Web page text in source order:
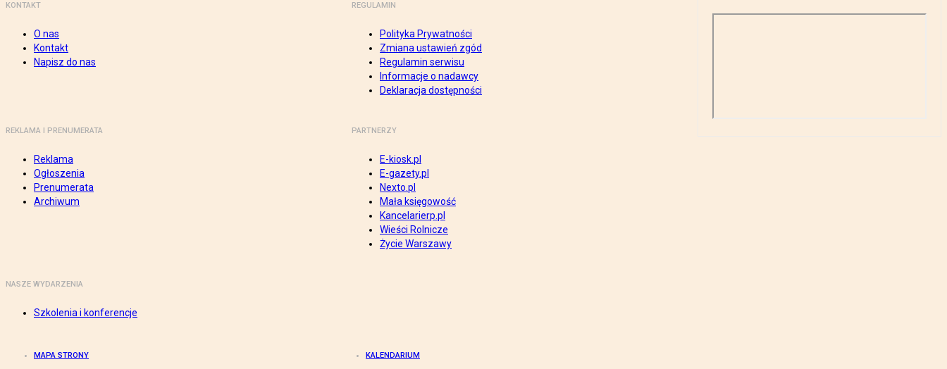
KONTAKT
O nas
Kontakt
Napisz do nas
REGULAMIN
Polityka Prywatności
Zmiana ustawień zgód
Regulamin serwisu
Informacje o nadawcy
Deklaracja dostępności
REKLAMA I PRENUMERATA
Reklama
Ogłoszenia
Prenumerata
Archiwum
PARTNERZY
E-kiosk.pl
E-gazety.pl
Nexto.pl
Mała księgowość
Kancelarierp.pl
Wieści Rolnicze
Życie Warszawy
NASZE WYDARZENIA
Szkolenia i konferencje
MAPA STRONY KALENDARIUM